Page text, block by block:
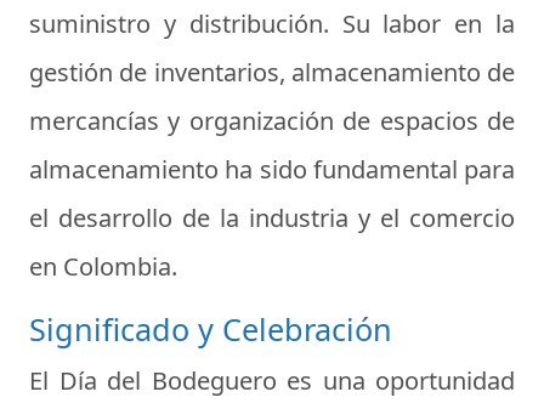
suministro y distribución. Su labor en la
gestión de inventarios, almacenamiento de
mercancías y organización de espacios de
almacenamiento ha sido fundamental para
el desarrollo de la industria y el comercio
en Colombia.
Significado y Celebración
El Día del Bodeguero es una oportunidad